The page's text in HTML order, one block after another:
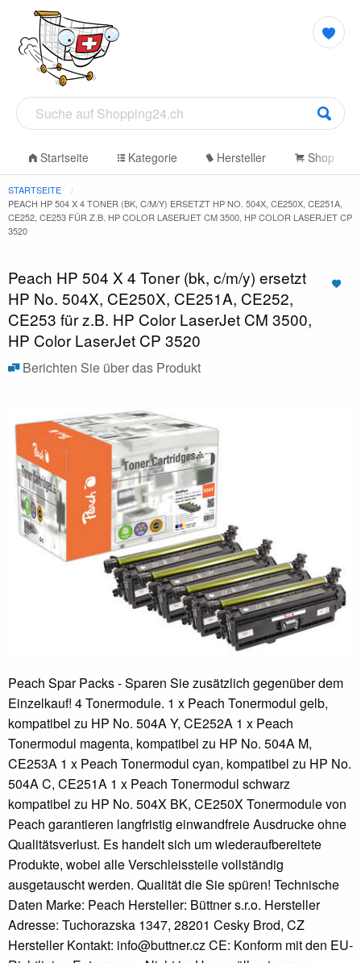
Startseite Kategorie Hersteller Shop
STARTSEITE
PEACH HP 504 X 4 TONER (BK, C/M/Y) ERSETZT HP NO. 504X, CE250X, CE251A,
CE252, CE253 FÜR Z.B. HP COLOR LASERJET CM 3500, HP COLOR LASERJET CP
3520
Peach HP 504 X 4 Toner (bk, c/m/y) ersetzt
HP No. 504X, CE250X, CE251A, CE252,
CE253 für z.B. HP Color LaserJet CM 3500,
HP Color LaserJet CP 3520
Berichten Sie über das Produkt
Peach Spar Packs - Sparen Sie zusätzlich gegenüber dem
Einzelkauf! 4 Tonermodule. 1 x Peach Tonermodul gelb,
kompatibel zu HP No. 504A Y, CE252A 1 x Peach
Tonermodul magenta, kompatibel zu HP No. 504A M,
CE253A 1 x Peach Tonermodul cyan, kompatibel zu HP No.
504A C, CE251A 1 x Peach Tonermodul schwarz
kompatibel zu HP No. 504X BK, CE250X Tonermodule von
Peach garantieren langfristig einwandfreie Ausdrucke ohne
Qualitätsverlust. Es handelt sich um wiederaufbereitete
Produkte, wobei alle Verschleissteile vollständig
ausgetauscht werden. Qualität die Sie spüren! Technische
Daten Marke: Peach Hersteller: Büttner s.r.o. Hersteller
Adresse: Tuchorazska 1347, 28201 Cesky Brod, CZ
Hersteller Kontakt: info@buttner.cz CE: Konform mit den EU-